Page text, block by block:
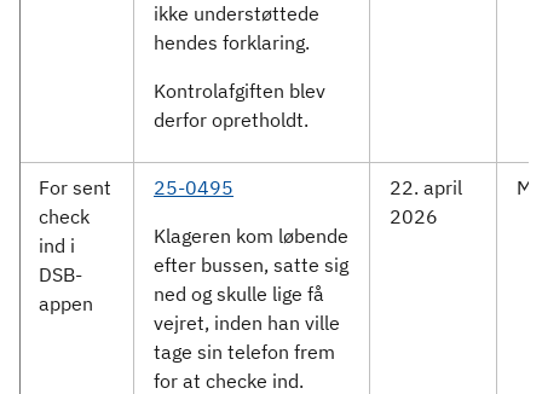
ikke understøttede
hendes forklaring.
Kontrolafgiften blev
derfor opretholdt.
For sent
check
ind i
DSB-
appen
25-0495
Klageren kom løbende
efter bussen, satte sig
ned og skulle lige få
vejret, inden han ville
tage sin telefon frem
for at checke ind.
22. april
2026